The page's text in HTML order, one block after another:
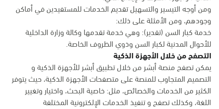
ومن أوجه التيسير والتسهيل تقديم الخدمات للمستفيدين في أماكن
وجودهم، ومن الأمثلة على ذلك:
خدمة كبار السن (تقدير): وهي خدمة تقدمها وكالة وزارة الداخلية
للأحوال المدنية لكبار السن وذوي الظروف الخاصة.
التصفح من خلال الأجهزة الذكية
يمكن تصفح منصة أبشر من خلال تطبيق أبشر للأجهزة الذكية و
التصميم المتجاوب للمنصة على متصفحات الأجهزة الذكية، حيث يتوفر
الكثير من الخدمات والخصائص، مثل: خاصية البحث، واختيار وتغيير
اللغة، وكذلك تصفح و تنفيذ الخدمات الإلكترونية المختلفة